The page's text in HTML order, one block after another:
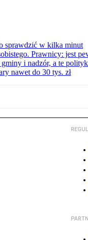
sprawdzić w kilka minut
Prawnicy: jest
i nadzór, a te
nawet do 30 tys. zł